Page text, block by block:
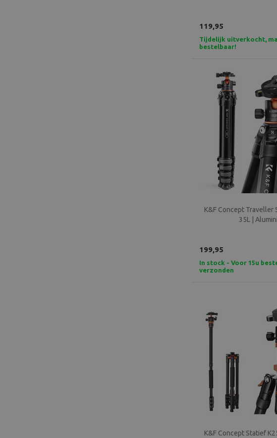
119,95
Tijdelijk uitverkocht,
bestelbaar!
K&F Concept Traveller
35L |
199,95
In stock - Voor 15u
verzonden
K&F Concept Statief